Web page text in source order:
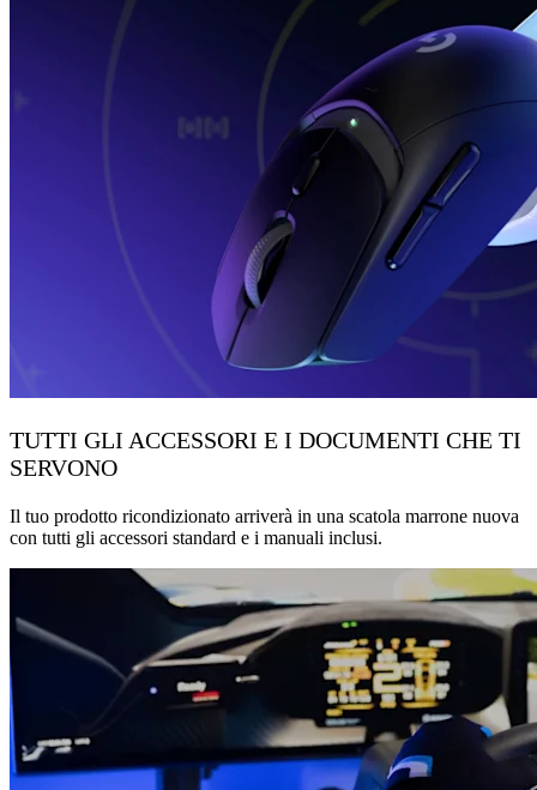
TUTTI GLI ACCESSORI E I DOCUMENTI CHE TI
SERVONO
Il tuo prodotto ricondizionato arriverà in una scatola marrone nuova
con tutti gli accessori standard e i manuali inclusi.